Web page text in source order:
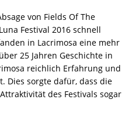
von Fields Of The
Festival 2016 schnell
in Lacrimosa eine mehr
25 Jahren Geschichte in
reichlich Erfahrung und
Dies sorgte dafür, dass die
des Festivals sogar